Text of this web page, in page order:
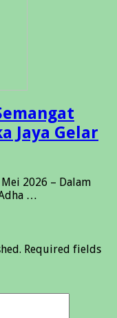
Jaya Gelar
2026 – Dalam
…
Required fields